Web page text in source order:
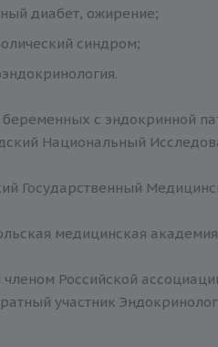
диабет, ожирение;
синдром;
с эндокринной
Национальный
Государственный
медицинская
членом Российской
участник